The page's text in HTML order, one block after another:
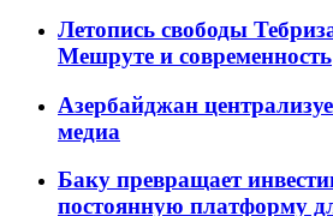
Летопись свободы
Мешруте и современность
Азербайджан
медиа
Баку превращает
постоянную платформу